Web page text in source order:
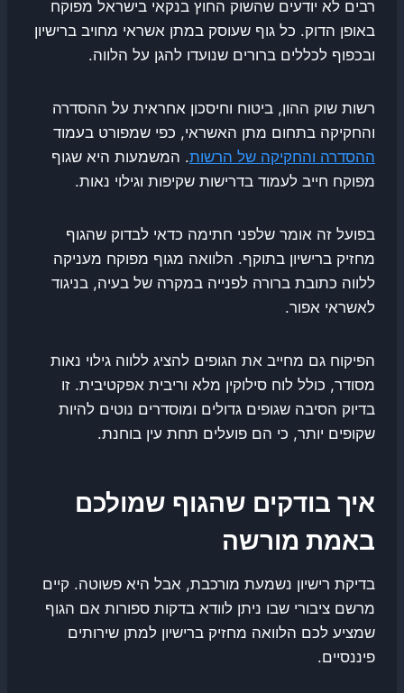
רבים לא יודעים שהשוק החוץ בנקאי בישראל מפוקח
באופן הדוק. כל גוף שעוסק במתן אשראי מחויב ברישיון
ובכפוף לכללים ברורים שנועדו להגן על הלווה.
רשות שוק ההון, ביטוח וחיסכון אחראית על ההסדרה
והחקיקה בתחום מתן האשראי, כפי שמפורט בעמוד
ההסדרה והחקיקה של הרשות. המשמעות היא שגוף
מפוקח חייב לעמוד בדרישות שקיפות וגילוי נאות.
בפועל זה אומר שלפני חתימה כדאי לבדוק שהגוף
מחזיק ברישיון בתוקף. הלוואה מגוף מפוקח מעניקה
ללווה כתובת ברורה לפנייה במקרה של בעיה, בניגוד
לאשראי אפור.
הפיקוח גם מחייב את הגופים להציג ללווה גילוי נאות
מסודר, כולל לוח סילוקין מלא וריבית אפקטיבית. זו
בדיוק הסיבה שגופים גדולים ומוסדרים נוטים להיות
שקופים יותר, כי הם פועלים תחת עין בוחנת.
איך בודקים שהגוף שמולכם
באמת מורשה
בדיקת רישיון נשמעת מורכבת, אבל היא פשוטה. קיים
מרשם ציבורי שבו ניתן לוודא בדקות ספורות אם הגוף
שמציע לכם הלוואה מחזיק ברישיון למתן שירותים
פיננסיים.